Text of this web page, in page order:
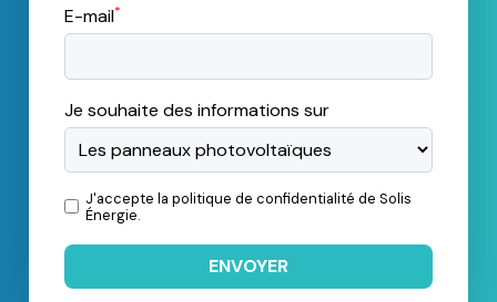
E-mail*
Je souhaite des informations sur
J'accepte la politique de confidentialité de Solis
Énergie.